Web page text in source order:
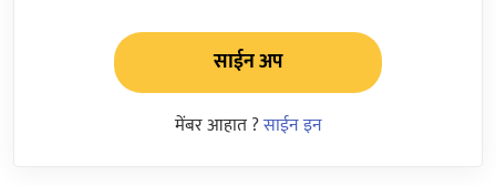
साईन अप
मेंबर आहात ?साईन इन